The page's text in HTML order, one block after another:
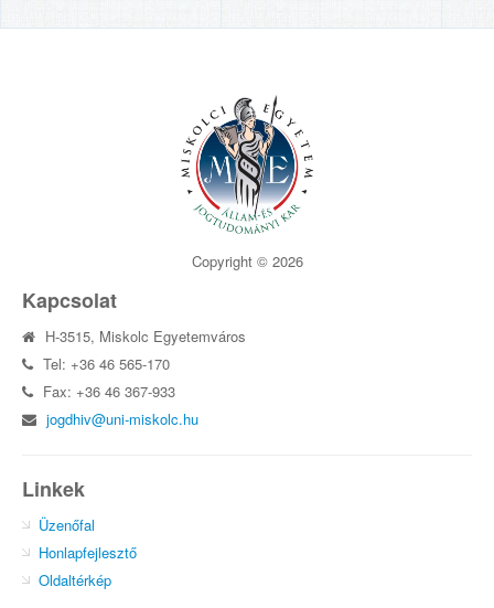
Copyright © 2026
Kapcsolat
H-3515, Miskolc Egyetemváros
Tel: +36 46 565-170
Fax: +36 46 367-933
jogdhiv@uni-miskolc.hu
Linkek
Üzenőfal
Honlapfejlesztő
Oldaltérkép